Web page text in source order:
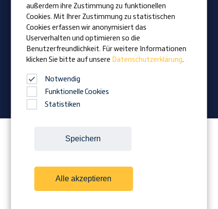
Auszeichnungen
Familienunternehmen
News
Firmenmagazin
Folgen Sie Prangl auf:
Cookies Kontakt
Datenschutz
Downloads
außerdem ihre Zustimmung zu funktionellen
Cookies. Mit Ihrer Zustimmung zu statistischen
Cookies erfassen wir anonymisiert das
Userverhalten und optimieren so die
Benutzerfreundlichkeit. Für weitere Informationen
klicken Sie bitte auf unsere Datenschutzerklärung.
Notwendig
Funktionelle Cookies
Statistiken
Speichern
Alle akzeptieren